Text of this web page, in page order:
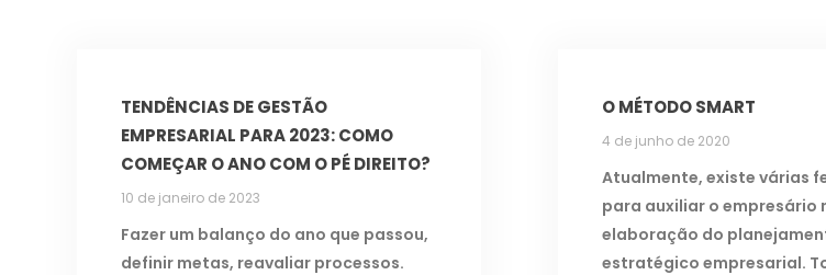
TENDÊNCIAS DE GESTÃO
EMPRESARIAL PARA 2023: COMO
COMEÇAR O ANO COM O PÉ DIREITO?
10 de janeiro de 2023
Fazer um balanço do ano que passou,
definir metas, reavaliar processos.
O MÉTODO SMART
4 de junho de 2020
Atualmente, existe várias
para auxiliar o empresário
elaboração do
estratégico empresarial.